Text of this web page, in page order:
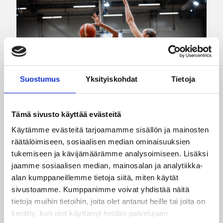
Suostumus Yksityiskohdat Tietoja
Tämä sivusto käyttää evästeitä
Käytämme evästeitä tarjoamamme sisällön ja mainosten
räätälöimiseen, sosiaalisen median ominaisuuksien
tukemiseen ja kävijämäärämme analysoimiseen. Lisäksi
jaamme sosiaalisen median, mainosalan ja analytiikka-
alan kumppaneillemme tietoja siitä, miten käytät
sivustoamme. Kumppanimme voivat yhdistää näitä
tietoja muihin tietoihin, joita olet antanut heille tai joita on
kerätty, kun olet käyttänyt heidän palvelujaan.
Maaottelu 07.08.2026 21:42
Ruotsi piirun verran
Susiladiesia parempi
Tukholmassa